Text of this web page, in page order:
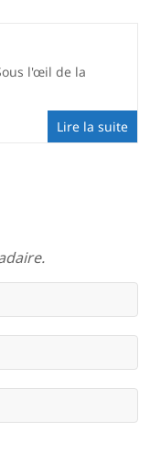
l'œil de la
Lire la suite